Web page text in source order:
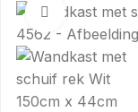
Click to